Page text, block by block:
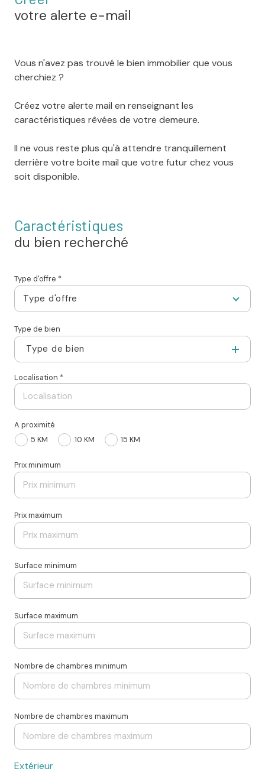
votre alerte e-mail
Vous n'avez pas trouvé le bien immobilier que vous
cherchiez ?
Créez votre alerte mail en renseignant les
caractéristiques rêvées de votre demeure.
Il ne vous reste plus qu'à attendre tranquillement
derrière votre boite mail que votre futur chez vous
soit disponible.
Caractéristiques
du bien recherché
Type d'offre *
Type d'offre
Type de bien
Type de bien
Localisation *
A proximité
5 KM
10 KM 15 KM
Prix minimum
Prix maximum
Surface minimum
Surface maximum
Nombre de chambres minimum
Nombre de chambres maximum
Extérieur